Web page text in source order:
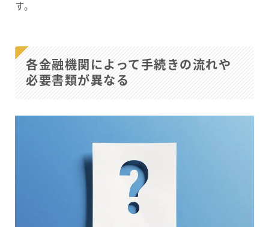
す。
各金融機関によって手続きの流れや
必要書類が異なる